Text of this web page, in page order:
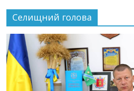
Селищний голова